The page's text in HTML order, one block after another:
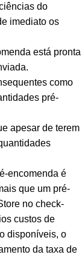
do
imediato os
está pronta
como
pré-
apesar de terem
encomenda é
que um pré-
no check-
custos de
disponíveis, o
da taxa de